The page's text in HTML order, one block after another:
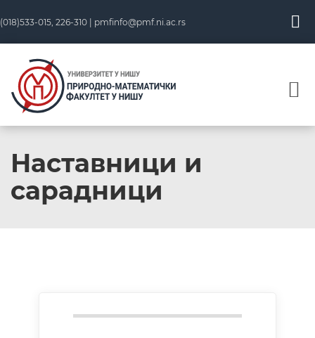
(018)533-015, 226-310 | pmfinfo@pmf.ni.ac.rs
Наставници и
сарадници